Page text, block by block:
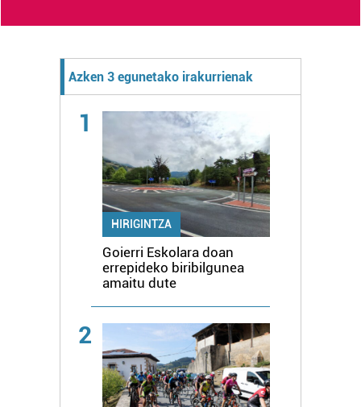
Azken 3 egunetako irakurrienak
1
HIRIGINTZA
Goierri Eskolara doan
errepideko biribilgunea
amaitu dute
2